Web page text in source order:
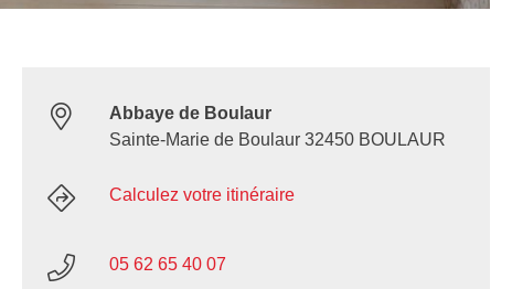
Abbaye de Boulaur
Sainte-Marie de Boulaur 32450 BOULAUR
Calculez votre itinéraire
05 62 65 40 07